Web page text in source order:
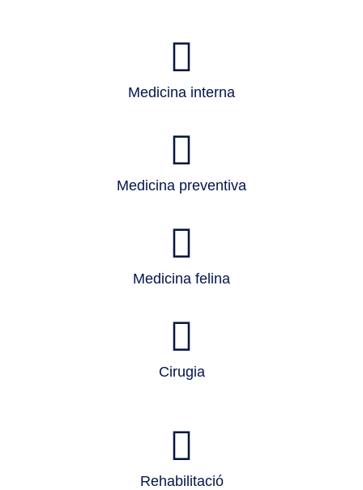
Medicina interna
Medicina preventiva
Medicina felina
Cirugia
Rehabilitació